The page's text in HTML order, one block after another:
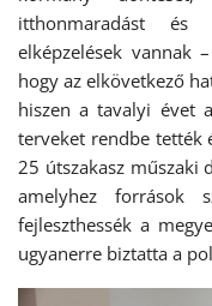
itthonmaradást és
elképzelések vannak
hogy az elkövetkező
hiszen a tavalyi évet
terveket rendbe tették
25 útszakasz műszaki
amelyhez források
fejleszthessék a
ugyanerre biztatta a